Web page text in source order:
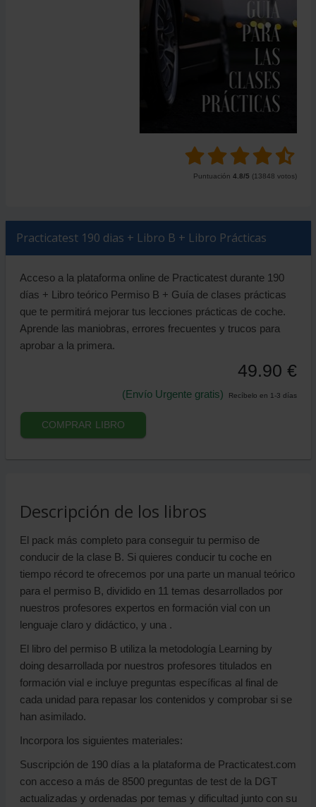
Puntuación 4.8/5 (13848 votos)
Practicatest 190 dias + Libro B + Libro Prácticas
Acceso a la plataforma online de Practicatest durante 190
días + Libro teórico Permiso B + Guía de clases prácticas
que te permitirá mejorar tus lecciones prácticas de coche.
Aprende las maniobras, errores frecuentes y trucos para
aprobar a la primera.
49.90 €
(Envío Urgente gratis) Recíbelo en 1-3 días
COMPRAR LIBRO
Descripción de los libros
El pack más completo para conseguir tu permiso de
conducir de la clase B. Si quieres conducir tu coche en
tiempo récord te ofrecemos por una parte un manual teórico
para el permiso B, dividido en 11 temas desarrollados por
nuestros profesores expertos en formación vial con un
lenguaje claro y didáctico, y una .
El libro del permiso B utiliza la metodología Learning by
doing desarrollada por nuestros profesores titulados en
formación vial e incluye preguntas específicas al final de
cada unidad para repasar los contenidos y comprobar si se
han asimilado.
Incorpora los siguientes materiales:
Suscripción de 190 días a la plataforma de Practicatest.com
con acceso a más de 8500 preguntas de test de la DGT
actualizadas y ordenadas por temas y dificultad junto con su